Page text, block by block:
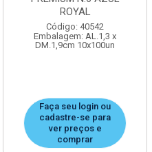
ROYAL
Código: 40542
Embalagem: AL.1,3 x
DM.1,9cm 10x100un
Faça seu login ou
cadastre-se para
ver preços e
comprar